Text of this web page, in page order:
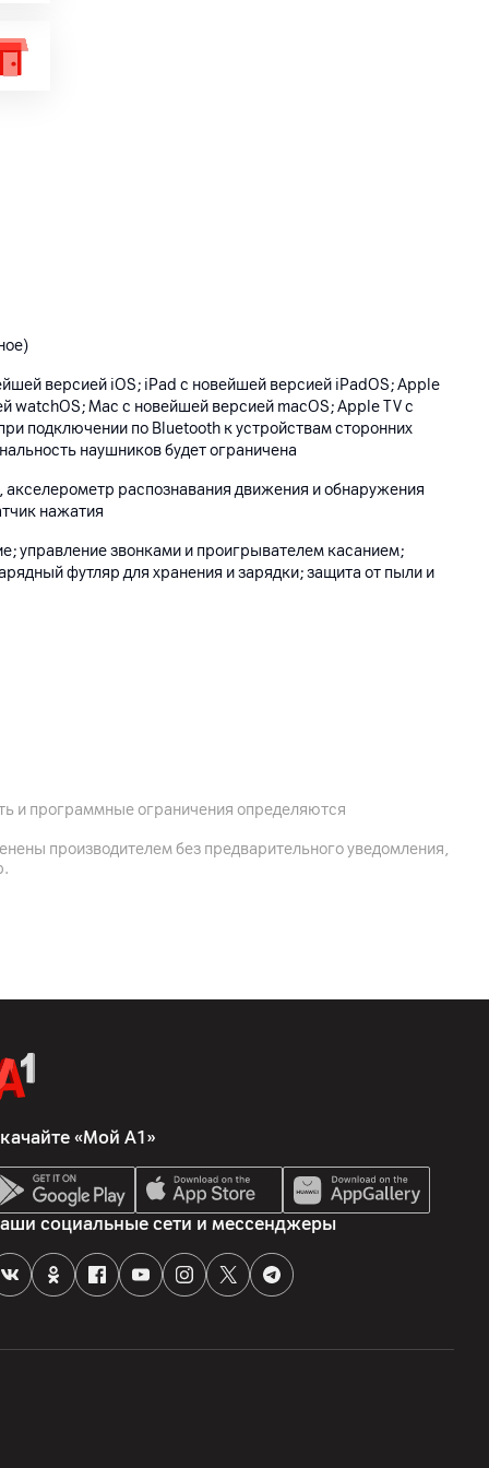
версией iOS; iPad с новейшей версией iPadOS; Apple
watchOS; Mac с новейшей версией macOS; Apple TV с
подключении по Bluetooth к устройствам сторонних
наушников будет ограничена
акселерометр распознавания движения и обнаружения
нажатия
управление звонками и проигрывателем касанием;
футляр для хранения и зарядки; защита от пыли и
до 4 ч без подзарядки с включенным
подзарядки с выключенным шумоподавлением, до 30 ч
Республика Беларусь, г.Минск, пр.Дзержинского,
проспект Победителей, 100, офис 203, 220020,
Сервис", 220020, Минск , пр. Победителей 100-2, ООО
Беларусь, Минский р-н, Боровлянский с/с, 103/3-7, пом.
51, ООО "Мератех", пер.Липковский, 12, каб.57,
Луп, Купертино, CA 95014 США
наушники
и программные ограничения определяются
производителем без предварительного уведомления,
«Мой А1»
социальные сети и мессенджеры